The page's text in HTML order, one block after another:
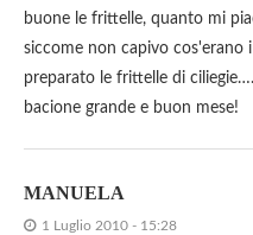
buone le frittelle, quanto mi
siccome non capivo cos'erano
preparato le frittelle di
bacione grande e buon mese!
MANUELA
1 Luglio 2010 - 15:28